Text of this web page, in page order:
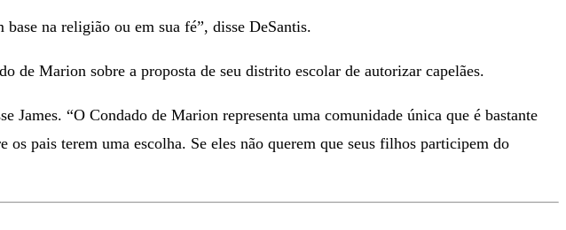
na religião ou em sua fé”, disse DeSantis.
de Marion sobre a proposta de seu distrito escolar de autorizar capelães.
James. “O Condado de Marion representa uma comunidade única que é bastante
pais terem uma escolha. Se eles não querem que seus filhos participem do